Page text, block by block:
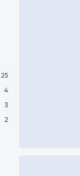
25
4
3
2